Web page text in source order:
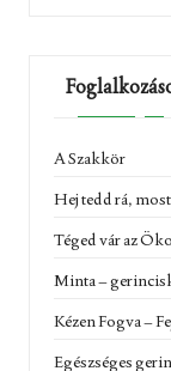
A Szakkör
Hej tedd rá,
Téged vár az
Minta –
Kézen Fogva –
Egészséges